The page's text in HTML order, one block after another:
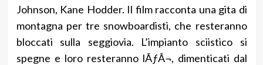
Johnson, Kane Hodder. Il film racconta una gita di
montagna per tre snowboardisti, che resteranno
bloccati sulla seggiovia. L’impianto sciistico si
spegne e loro resteranno lÃƒÂ¬, dimenticati dal